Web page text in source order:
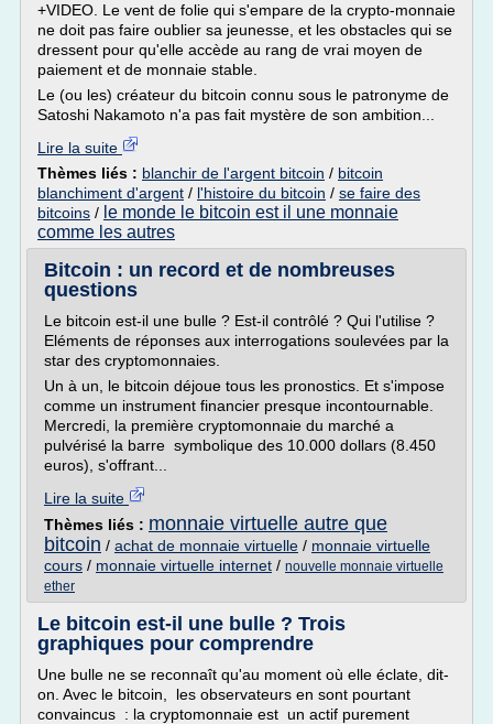
+VIDEO. Le vent de folie qui s'empare de la crypto-monnaie
ne doit pas faire oublier sa jeunesse, et les obstacles qui se
dressent pour qu'elle accède au rang de vrai moyen de
paiement et de monnaie stable.
Le (ou les) créateur du bitcoin connu sous le patronyme de
Satoshi Nakamoto n'a pas fait mystère de son ambition...
Lire la suite
Thèmes liés : blanchir de l'argent bitcoin / bitcoin
blanchiment d'argent / l'histoire du bitcoin / se faire des
bitcoins / le monde le bitcoin est il une monnaie
comme les autres
Bitcoin : un record et de nombreuses
questions
Le bitcoin est-il une bulle ? Est-il contrôlé ? Qui l'utilise ?
Eléments de réponses aux interrogations soulevées par la
star des cryptomonnaies.
Un à un, le bitcoin déjoue tous les pronostics. Et s'impose
comme un instrument financier presque incontournable.
Mercredi, la première cryptomonnaie du marché a
pulvérisé la barre symbolique des 10.000 dollars (8.450
euros), s'offrant...
Lire la suite
Thèmes liés : monnaie virtuelle autre que
bitcoin / achat de monnaie virtuelle / monnaie virtuelle
cours / monnaie virtuelle internet / nouvelle monnaie virtuelle
ether
Le bitcoin est-il une bulle ? Trois
graphiques pour comprendre
Une bulle ne se reconnaît qu'au moment où elle éclate, dit-
on. Avec le bitcoin, les observateurs en sont pourtant
convaincus : la cryptomonnaie est un actif purement